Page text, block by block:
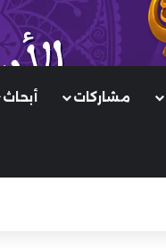
مشاركات أبحاث